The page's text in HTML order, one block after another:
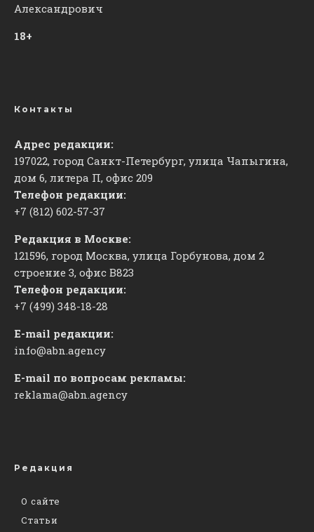
Александрович
18+
Контакты
Адрес редакции:
197022, город Санкт-Петербург, улица Чапыгина,
дом 6, литера П, офис 209
Телефон редакции:
+7 (812) 602-57-37
Редакция в Москве:
121596, город Москва, улица Горбунова, дом 2
строение 3, офис ​В823
Телефон редакции:
+7 (499) 348-18-28
E-mail редакции:
info@abn.agency
E-mail по вопросам рекламы:
reklama@abn.agency
Редакция
О сайте
Статьи